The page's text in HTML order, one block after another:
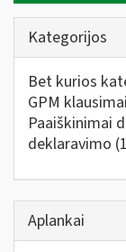
Kategorijos
Bet kurios
GPM
Paaiškinimai
deklaravimo
Aplankai